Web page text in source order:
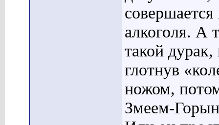
алкоголя. А
такой
глотнув
ножом,
Змеем-